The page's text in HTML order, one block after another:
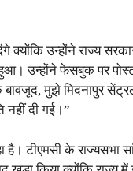
क्योंकि उन्होंने राज्य
उन्होंने फेसबुक पर
बावजूद, मुझे मिदनापुर
नहीं दी गई।”
है। टीएमसी के राज्यसभा